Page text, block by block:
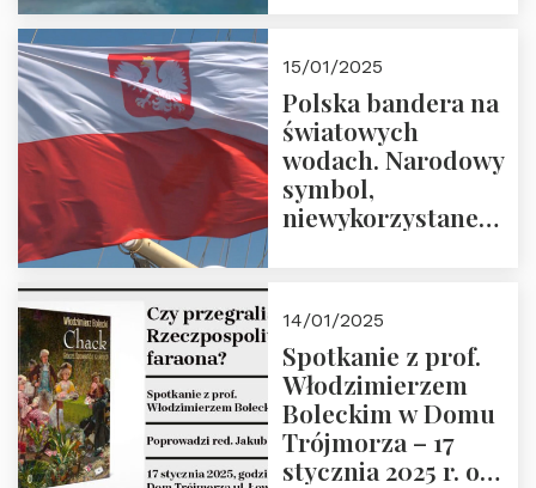
Prowadzi prof.
Zbigniew
Stawrowski
15/01/2025
Polska bandera na
światowych
wodach. Narodowy
symbol,
niewykorzystane
14/01/2025
Spotkanie z prof.
Włodzimierzem
Boleckim w Domu
Trójmorza – 17
stycznia 2025 r. o